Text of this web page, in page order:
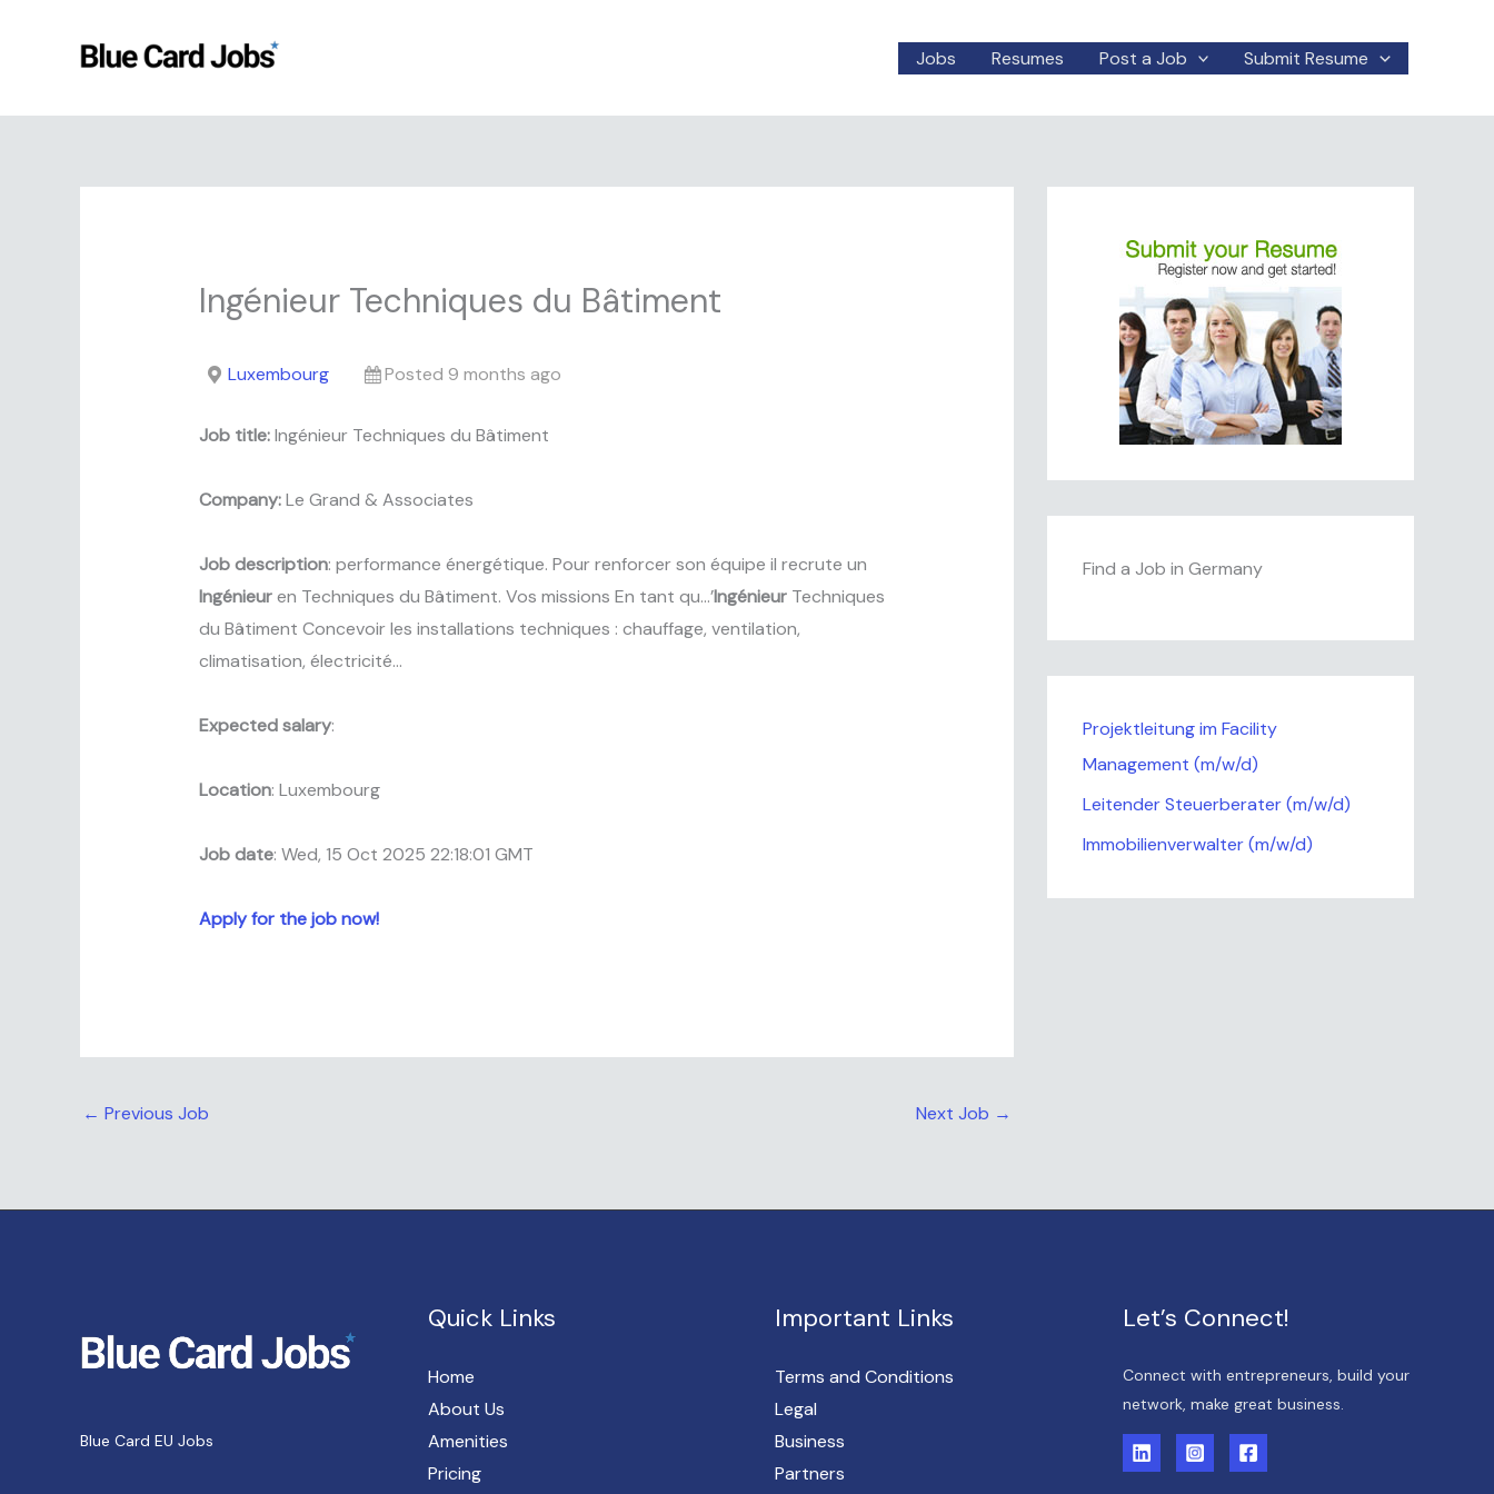
Jobs Resumes Post a Job Submit Resume
Ingénieur Techniques du Bâtiment
Luxembourg Posted 9 months ago
Job title:Ingénieur Techniques du Bâtiment
Company:Le Grand & Associates
Job description: performance énergétique. Pour renforcer son équipe il recrute un
Ingénieuren Techniques du Bâtiment. Vos missions En tant qu…’IngénieurTechniques
du Bâtiment Concevoir les installations techniques : chauffage, ventilation,
climatisation, électricité…
Expected salary:
Location: Luxembourg
Job date: Wed, 15 Oct 2025 22:18:01 GMT
Apply for the job now!
← Previous Job Next Job →
Find a Job in Germany
Projektleitung im Facility
Management (m/w/d)
Leitender Steuerberater (m/w/d)
Immobilienverwalter (m/w/d)
Blue Card EU Jobs
Quick Links
Home
About Us
Amenities
Pricing
Important Links
Terms and Conditions
Legal
Business
Partners
Let’s Connect!
Connect with entrepreneurs, build your
network, make great business.